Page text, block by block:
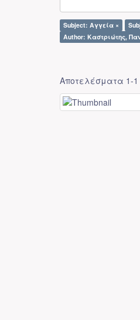
Subject: Αγγεία ×
Author: Καστριώτης,
Αποτελέσματα 1-1